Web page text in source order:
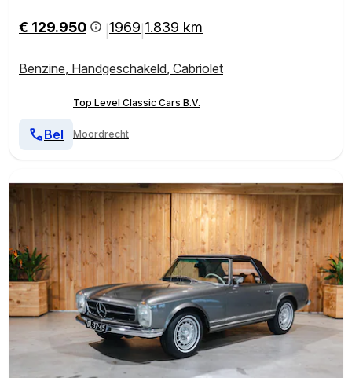
€ 129.950 1969 1.839 km
Benzine, Handgeschakeld, Cabriolet
Top Level Classic Cars B.V.
Moordrecht
Bel